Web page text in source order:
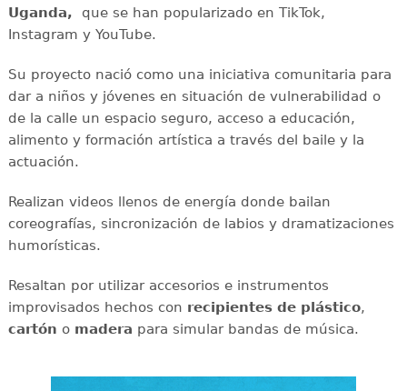
Uganda, que se han popularizado en TikTok,
Instagram y YouTube.
Su proyecto nació como una iniciativa comunitaria para
dar a niños y jóvenes en situación de vulnerabilidad o
de la calle un espacio seguro, acceso a educación,
alimento y formación artística a través del baile y la
actuación.
Realizan videos llenos de energía donde bailan
coreografías, sincronización de labios y dramatizaciones
humorísticas.
Resaltan por utilizar accesorios e instrumentos
improvisados hechos con recipientes de plástico,
cartón o madera para simular bandas de música.